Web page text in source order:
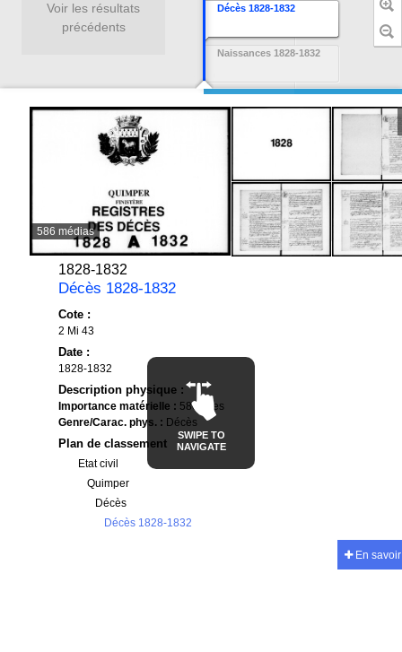
586 médias
1828-1832
Décès 1828-1832
Cote :
2 Mi 43
Date :
1828-1832
Description physique :
Importance matérielle : 586 vues
Genre/Carac. phys. : Décès
Plan de classement
Etat civil
Quimper
Décès
Décès 1828-1832
En
SWIPE TO
NAVIGATE
Décès 1828-1832
Naissances 1828-1832
Voir les résultats
précédents